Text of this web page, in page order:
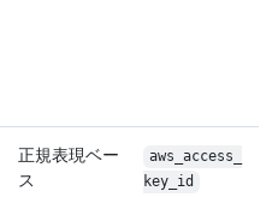
正規表現ベー
ス
aws_access_
key_id